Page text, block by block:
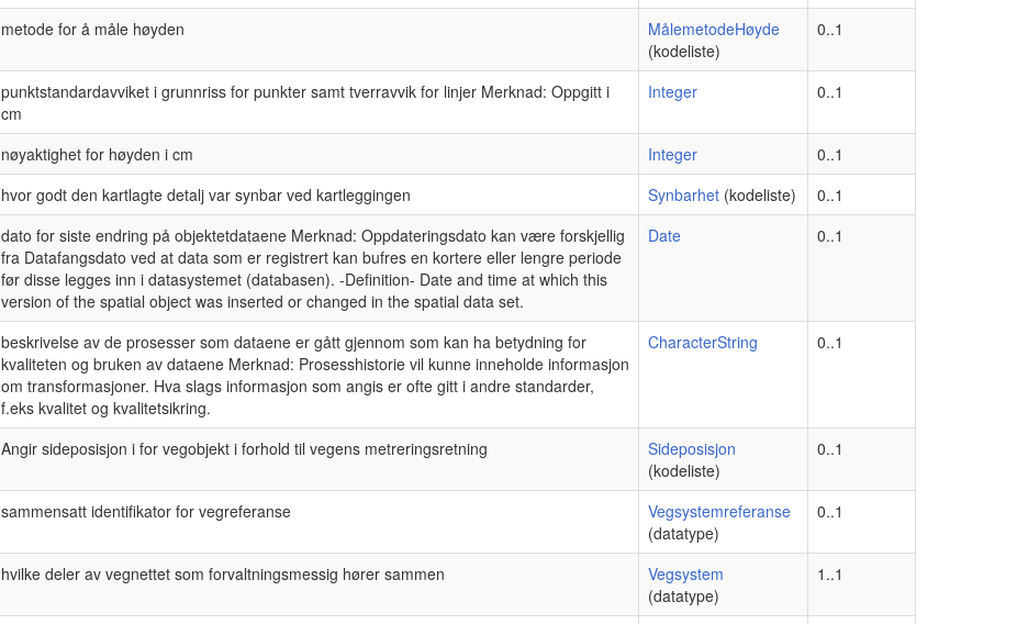
metode for å måle høyden
MålemetodeHøyde
(kodeliste)
0..1
punktstandardavviket i grunnriss for punkter samt tverravvik for linjer Merknad: Oppgitt i
cm
Integer 0..1
nøyaktighet for høyden i cm Integer
0..1
hvor godt den kartlagte detalj var synbar ved kartleggingen Synbarhet (kodeliste)
0..1
dato for siste endring på objektetdataene Merknad: Oppdateringsdato kan være forskjellig
fra Datafangsdato ved at data som er registrert kan bufres en kortere eller lengre periode
før disse legges inn i datasystemet (databasen). -Definition- Date and time at which this
version of the spatial object was inserted or changed in the spatial data set.
Date 0..1
beskrivelse av de prosesser som dataene er gått gjennom som kan ha betydning for
kvaliteten og bruken av dataene Merknad: Prosesshistorie vil kunne inneholde informasjon
om transformasjoner. Hva slags informasjon som angis er ofte gitt i andre standarder,
f.eks kvalitet og kvalitetsikring.
CharacterString 0..1
Angir sideposisjon i for vegobjekt i forhold til vegens metreringsretning
Sideposisjon
(kodeliste)
0..1
sammensatt identifikator for vegreferanse
Vegsystemreferanse
(datatype)
0..1
hvilke deler av vegnettet som forvaltningsmessig hører sammen
Vegsystem
(datatype)
1..1